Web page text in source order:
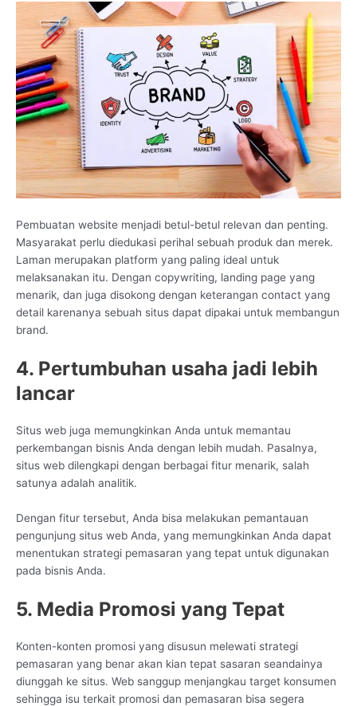
Pembuatan website menjadi betul-betul relevan dan penting.
Masyarakat perlu diedukasi perihal sebuah produk dan merek.
Laman merupakan platform yang paling ideal untuk
melaksanakan itu. Dengan copywriting, landing page yang
menarik, dan juga disokong dengan keterangan contact yang
detail karenanya sebuah situs dapat dipakai untuk membangun
brand.
4. Pertumbuhan usaha jadi lebih
lancar
Situs web juga memungkinkan Anda untuk memantau
perkembangan bisnis Anda dengan lebih mudah. Pasalnya,
situs web dilengkapi dengan berbagai fitur menarik, salah
satunya adalah analitik.
Dengan fitur tersebut, Anda bisa melakukan pemantauan
pengunjung situs web Anda, yang memungkinkan Anda dapat
menentukan strategi pemasaran yang tepat untuk digunakan
pada bisnis Anda.
5. Media Promosi yang Tepat
Konten-konten promosi yang disusun melewati strategi
pemasaran yang benar akan kian tepat sasaran seandainya
diunggah ke situs. Web sanggup menjangkau target konsumen
sehingga isu terkait promosi dan pemasaran bisa segera